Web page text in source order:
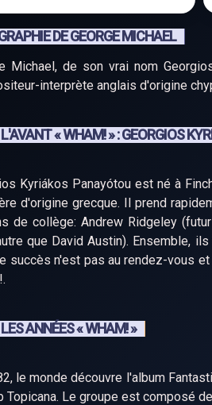
DE GEORGE MICHAEL
Michael, de son vrai nom
interprète anglais d'origine
L'AVANT « WHAM! » : GEORGIOS
Kyriákos Panayótou est né à
d'origine grecque. Il prend
de collège: Andrew Ridgeley
que David Austin). Ensemble,
succès n'est pas au rendez-vous
LES ANNÉES « WHAM! »
le monde découvre l'album
Topicana. Le groupe est composé